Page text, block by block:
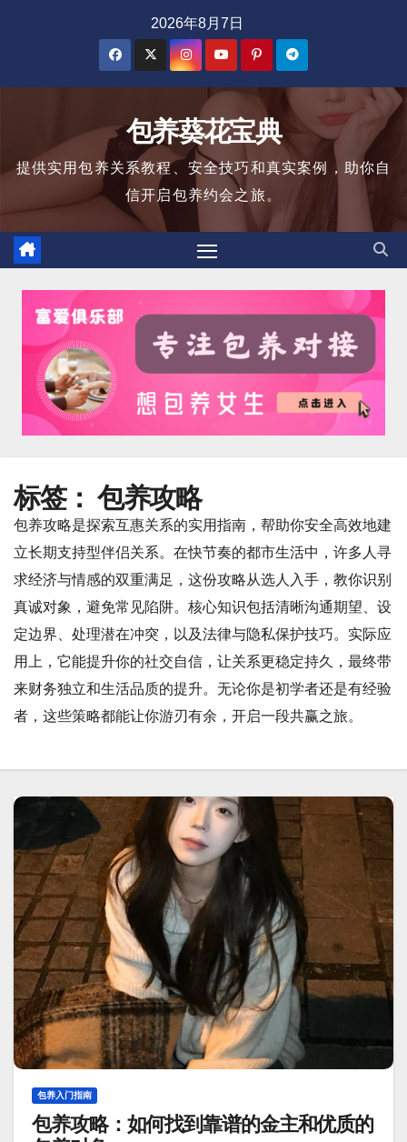
2026年8月7日
包养葵花宝典
提供实用包养关系教程、安全技巧和真实案例，助你自
信开启包养约会之旅。
标签： 包养攻略
包养攻略是探索互惠关系的实用指南，帮助你安全高效地建
立长期支持型伴侣关系。在快节奏的都市生活中，许多人寻
求经济与情感的双重满足，这份攻略从选人入手，教你识别
真诚对象，避免常见陷阱。核心知识包括清晰沟通期望、设
定边界、处理潜在冲突，以及法律与隐私保护技巧。实际应
用上，它能提升你的社交自信，让关系更稳定持久，最终带
来财务独立和生活品质的提升。无论你是初学者还是有经验
者，这些策略都能让你游刃有余，开启一段共赢之旅。
包养入门指南
包养攻略：如何找到靠谱的金主和优质的